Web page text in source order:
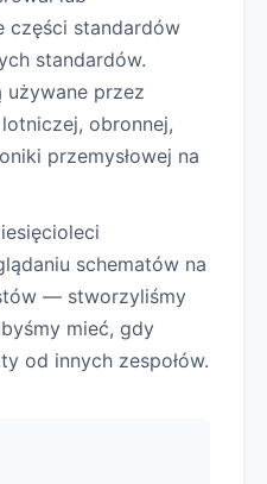
części standardów
standardów.
używane przez
obronnej,
przemysłowej na
schematów na
— stworzyliśmy
mieć, gdy
od innych zespołów.